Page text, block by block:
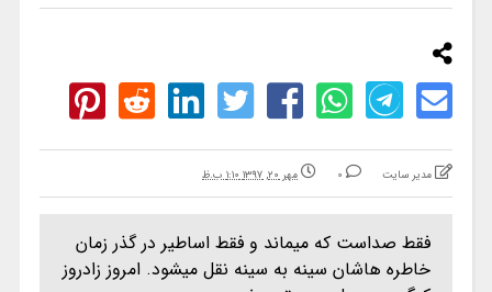
مدیر سایت 0 مهر ۲۰, ۱۳۹۷ ۱:۱۰ ب.ظ
فقط صداست که میماند و فقط اساطیر در گذر زمان
خاطره هاشان سینه به سینه نقل میشود. امروز زادروز